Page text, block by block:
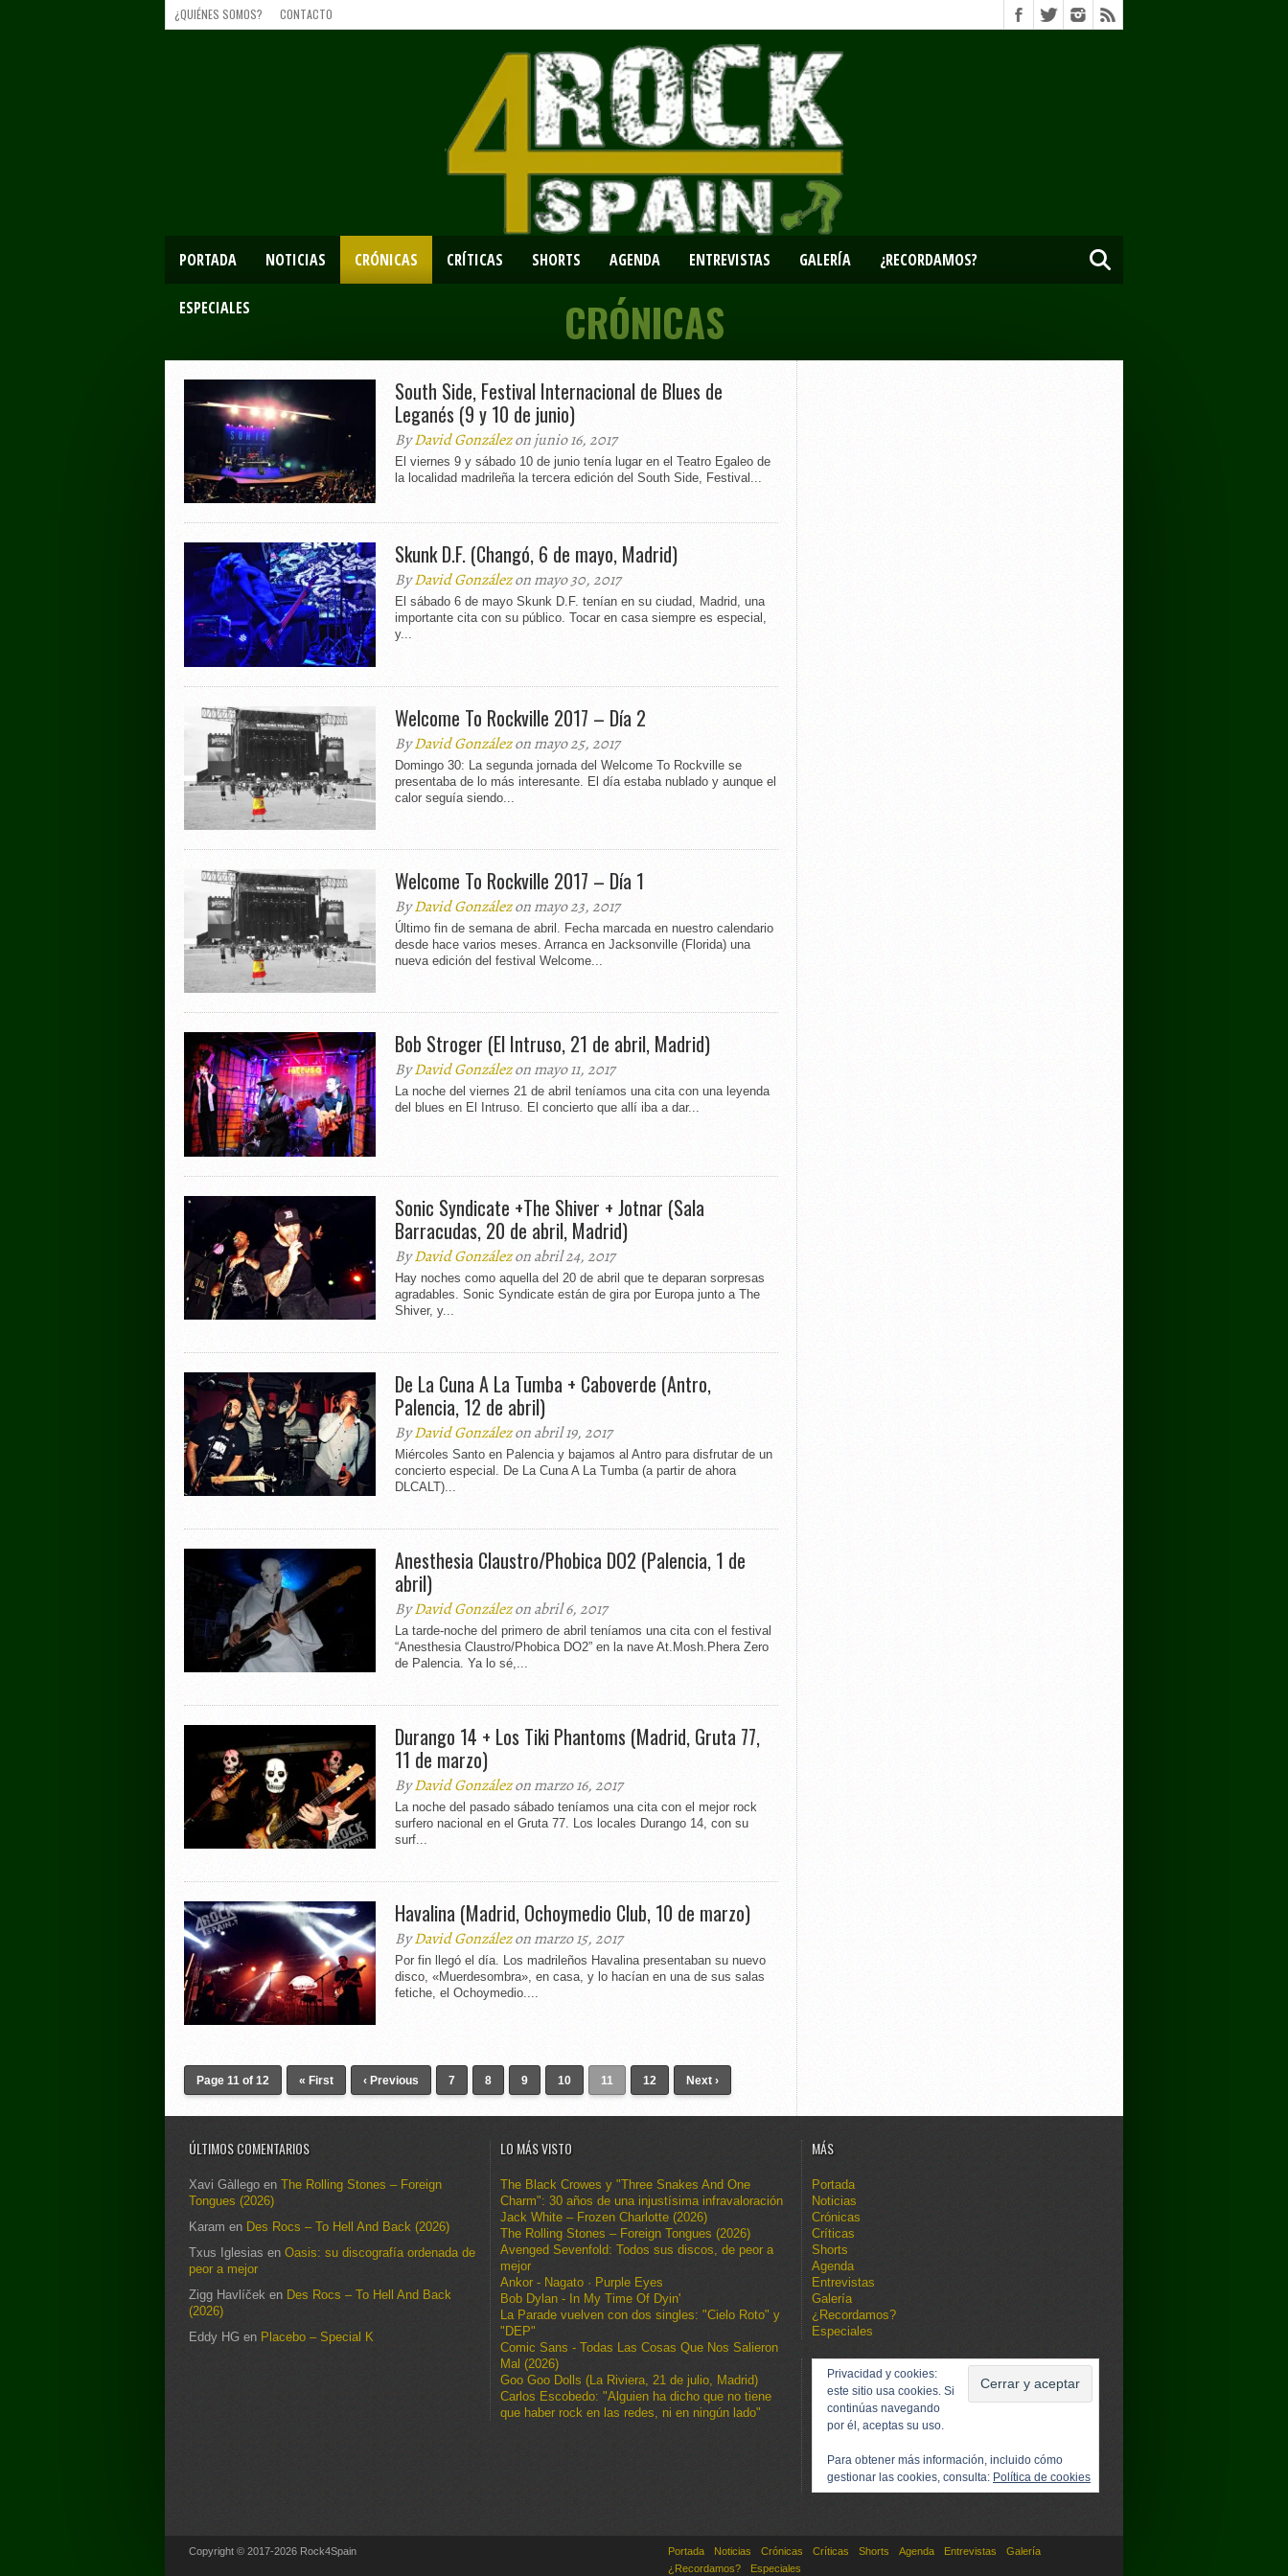
¿QUIÉNES SOMOS? CONTACTO
PORTADA NOTICIAS CRÓNICAS CRÍTICAS SHORTS AGENDA ENTREVISTAS GALERÍA ¿RECORDAMOS?
ESPECIALES CRÓNICAS
South Side, Festival Internacional de Blues de
Leganés (9 y 10 de junio)
ByDavid Gonzálezon junio 16, 2017
El viernes 9 y sábado 10 de junio tenía lugar en el Teatro Egaleo de
la localidad madrileña la tercera edición del South Side, Festival...
Skunk D.F. (Changó, 6 de mayo, Madrid)
ByDavid Gonzálezon mayo 30, 2017
El sábado 6 de mayo Skunk D.F. tenían en su ciudad, Madrid, una
importante cita con su público. Tocar en casa siempre es especial,
y...
Welcome To Rockville 2017 – Día 2
ByDavid Gonzálezon mayo 25, 2017
Domingo 30: La segunda jornada del Welcome To Rockville se
presentaba de lo más interesante. El día estaba nublado y aunque el
calor seguía siendo...
Welcome To Rockville 2017 – Día 1
ByDavid Gonzálezon mayo 23, 2017
Último fin de semana de abril. Fecha marcada en nuestro calendario
desde hace varios meses. Arranca en Jacksonville (Florida) una
nueva edición del festival Welcome...
Bob Stroger (El Intruso, 21 de abril, Madrid)
ByDavid Gonzálezon mayo 11, 2017
La noche del viernes 21 de abril teníamos una cita con una leyenda
del blues en El Intruso. El concierto que allí iba a dar...
Sonic Syndicate +The Shiver + Jotnar (Sala
Barracudas, 20 de abril, Madrid)
ByDavid Gonzálezon abril 24, 2017
Hay noches como aquella del 20 de abril que te deparan sorpresas
agradables. Sonic Syndicate están de gira por Europa junto a The
Shiver, y...
De La Cuna A La Tumba + Caboverde (Antro,
Palencia, 12 de abril)
ByDavid Gonzálezon abril 19, 2017
Miércoles Santo en Palencia y bajamos al Antro para disfrutar de un
concierto especial. De La Cuna A La Tumba (a partir de ahora
DLCALT)...
Anesthesia Claustro/Phobica DO2 (Palencia, 1 de
abril)
ByDavid Gonzálezon abril 6, 2017
La tarde-noche del primero de abril teníamos una cita con el festival
“Anesthesia Claustro/Phobica DO2” en la nave At.Mosh.Phera Zero
de Palencia. Ya lo sé,...
Durango 14 + Los Tiki Phantoms (Madrid, Gruta 77,
11 de marzo)
ByDavid Gonzálezon marzo 16, 2017
La noche del pasado sábado teníamos una cita con el mejor rock
surfero nacional en el Gruta 77. Los locales Durango 14, con su
surf...
Havalina (Madrid, Ochoymedio Club, 10 de marzo)
ByDavid Gonzálezon marzo 15, 2017
Por fin llegó el día. Los madrileños Havalina presentaban su nuevo
disco, «Muerdesombra», en casa, y lo hacían en una de sus salas
fetiche, el Ochoymedio....
Page 11 of 12 « First ‹ Previous 7 8 9 10 11 12 Next ›
ÚLTIMOS COMENTARIOS
Xavi Gàllego en The Rolling Stones – Foreign
Tongues (2026)
Karam en Des Rocs – To Hell And Back (2026)
Txus Iglesias en Oasis: su discografía ordenada de
peor a mejor
Zigg Havlíček en Des Rocs – To Hell And Back
(2026)
Eddy HG en Placebo – Special K
LO MÁS VISTO
The Black Crowes y "Three Snakes And One
Charm": 30 años de una injustísima infravaloración
Jack White – Frozen Charlotte (2026)
The Rolling Stones – Foreign Tongues (2026)
Avenged Sevenfold: Todos sus discos, de peor a
mejor
Ankor - Nagato · Purple Eyes
Bob Dylan - In My Time Of Dyin'
La Parade vuelven con dos singles: "Cielo Roto" y
"DEP"
Comic Sans - Todas Las Cosas Que Nos Salieron
Mal (2026)
Goo Goo Dolls (La Riviera, 21 de julio, Madrid)
Carlos Escobedo: "Alguien ha dicho que no tiene
que haber rock en las redes, ni en ningún lado"
MÁS
Portada
Noticias
Crónicas
Críticas
Shorts
Agenda
Entrevistas
Galería
¿Recordamos?
Especiales
Privacidad y cookies:
este sitio usa cookies. Si
continúas navegando
por él, aceptas su uso.
Para obtener más información, incluido cómo
gestionar las cookies, consulta: Política de cookies
Copyright © 2017-2026 Rock4Spain Portada Noticias Crónicas Críticas Shorts Agenda Entrevistas
Galería
¿Recordamos?
Especiales